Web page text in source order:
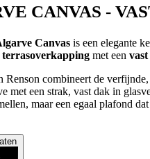
CANVAS -
Canvas is een elegante
terrasoverkapping met een
Renson combineert de
met een strak, vast dak in
maar een egaal plafond